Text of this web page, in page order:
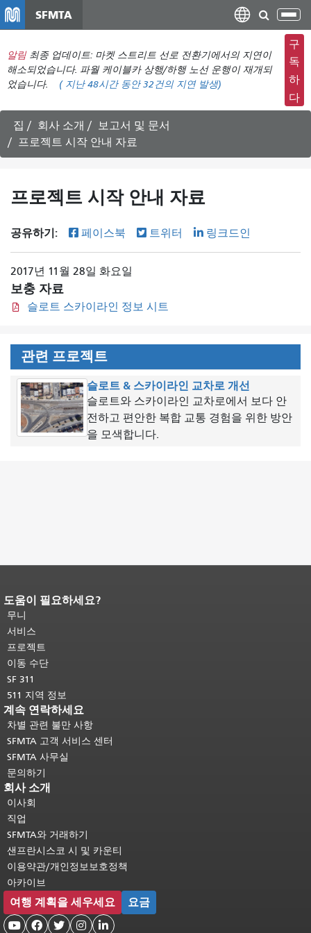
텐
츠
로
건
너
기
SFMTA
탐
색
메
뉴
전
환
알림 최종 업데이트: 마켓 스트리트 선로 전환기에서의 지연이
해소되었습니다. 파월 케이블카 상행/하행 노선 운행이 재개되
었습니다.
( 지난 48시간 동안32건의 지연 발생)
구
독
하
다
집 회사 소개
보고서 및 문서
프로젝트 시작 안내 자료
프로젝트 시작 안내 자료
공유하기: 페이스북 트위터 링크드인
2017년 11월 28일 화요일
보충 자료
슬로트 스카이라인 정보 시트
관련 프로젝트
슬로트 & 스카이라인 교차로 개선
슬로트와 스카이라인 교차로에서 보다 안
전하고 편안한 복합 교통 경험을 위한 방안
을 모색합니다.
페이지 내용 끝입니다.이 페이지의 나
머지 내용은 모든 페이지에 반복됩니
다.메인 콘텐츠 상단으로 돌아가려면
여기를 클릭하십시오
도움이 필요하세요?
무니
서비스
프로젝트
이동 수단
SF 311
511 지역 정보
계속 연락하세요
차별 관련 불만 사항
SFMTA 고객 서비스 센터
SFMTA 사무실
문의하기
회사 소개
이사회
직업
SFMTA와 거래하기
샌프란시스코 시 및 카운티
이용약관/개인정보보호정책
아카이브
여행 계획을 세우세요 요금
    